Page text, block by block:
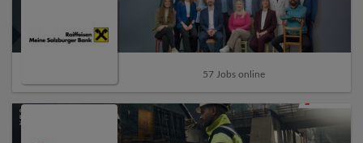
57 Jobs online